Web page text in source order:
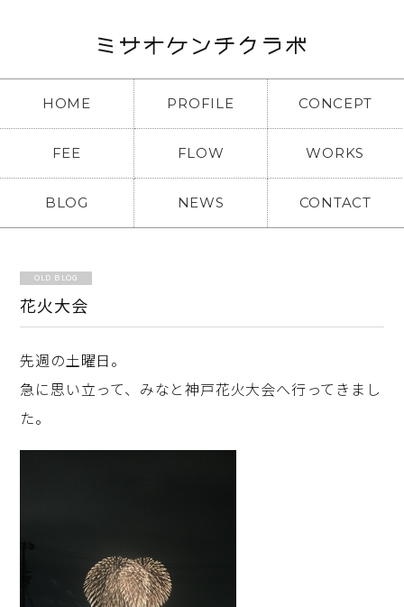
HOME PROFILE CONCEPT
FEE FLOW WORKS
BLOG NEWS CONTACT
OLD BLOG
花火大会
先週の土曜日。
急に思い立って、みなと神戸花火大会へ行ってきまし
た。